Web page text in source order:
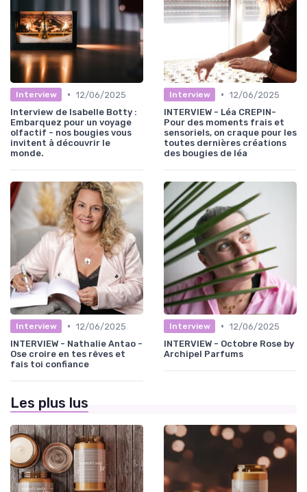
Interview • 12/06/2025
Interview de Isabelle Botty :
Embarquez pour un voyage
olfactif - nos bougies vous
invitent à découvrir le
monde.
Interview • 12/06/2025
INTERVIEW - Léa CREPIN-
Pour des moments frais et
sensoriels, on craque pour les
toutes dernières créations
des bougies de léa
Interview • 12/06/2025
INTERVIEW - Nathalie Antao -
Ose croire en tes rêves et
fais toi confiance
Interview • 12/06/2025
INTERVIEW - Octobre Rose by
Archipel Parfums
Les plus lus